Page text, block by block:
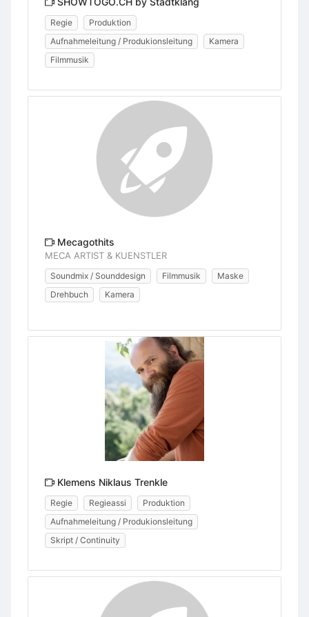
Regie
Produktion
Aufnahmeleitung / Produkionsleitung
Kamera
Filmmusik
Mecagothits
MECA ARTIST & KUENSTLER
Soundmix / Sounddesign Filmmusik
Maske
Drehbuch
Kamera
Klemens Niklaus Trenkle
Regie Regieassi
Produktion
Aufnahmeleitung / Produkionsleitung
Skript / Continuity